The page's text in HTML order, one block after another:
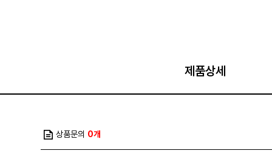
제품상세
상품문의 0개